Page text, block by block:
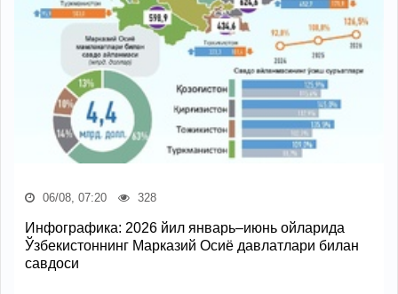
06/08, 07:20 328
Инфографика: 2026 йил январь–июнь ойларида
Ўзбекистоннинг Марказий Осиё давлатлари билан
савдоси